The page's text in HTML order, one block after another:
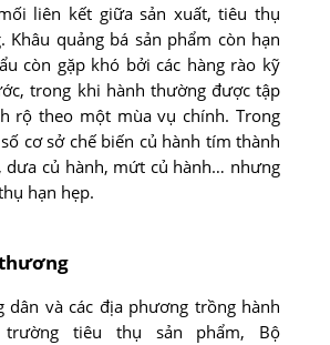
liên kết giữa sản xuất, tiêu thụ
Khâu quảng bá sản phẩm còn hạn
còn gặp khó bởi các hàng rào kỹ
trong khi hành thường được tập
rộ theo một mùa vụ chính. Trong
cơ sở chế biến củ hành tím thành
dưa củ hành, mứt củ hành… nhưng
hạn hẹp.
và các địa phương trồng hành
tiêu thụ sản phẩm, Bộ